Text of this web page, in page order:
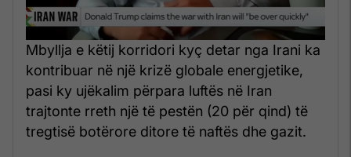
Mbyllja e këtij korridori kyç detar nga Irani ka
kontribuar në një krizë globale energjetike,
pasi ky ujëkalim përpara luftës në Iran
trajtonte rreth një të pestën (20 për qind) të
tregtisë botërore ditore të naftës dhe gazit.